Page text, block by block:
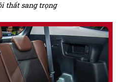
thất sang trọng